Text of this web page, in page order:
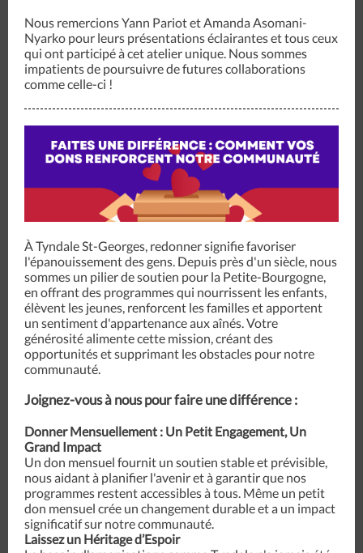
Nous remercions Yann Pariot et Amanda Asomani-
Nyarko pour leurs présentations éclairantes et tous ceux
qui ont participé à cet atelier unique. Nous sommes
impatients de poursuivre de futures collaborations
comme celle-ci !
À Tyndale St-Georges, redonner signifie favoriser
l'épanouissement des gens. Depuis près d'un siècle, nous
sommes un pilier de soutien pour la Petite-Bourgogne,
en offrant des programmes qui nourrissent les enfants,
élèvent les jeunes, renforcent les familles et apportent
un sentiment d'appartenance aux aînés. Votre
générosité alimente cette mission, créant des
opportunités et supprimant les obstacles pour notre
communauté.
Joignez-vous à nous pour faire une différence :
Donner Mensuellement : Un Petit Engagement, Un
Grand Impact
Un don mensuel fournit un soutien stable et prévisible,
nous aidant à planifier l'avenir et à garantir que nos
programmes restent accessibles à tous. Même un petit
don mensuel crée un changement durable et a un impact
significatif sur notre communauté.
Laissez un Héritage d’Espoir